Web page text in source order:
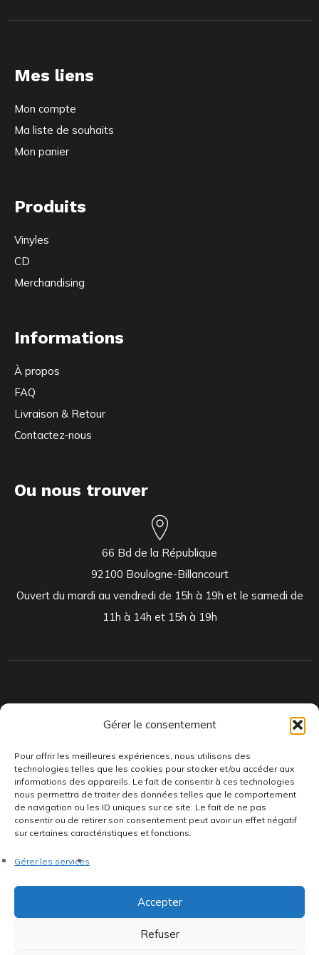
Gérer le consentement
Pour offrir les meilleures expériences, nous utilisons des
technologies telles que les cookies pour stocker et/ou accéder aux
informations des appareils. Le fait de consentir à ces technologies
nous permettra de traiter des données telles que le comportement
de navigation ou les ID uniques sur ce site. Le fait de ne pas
consentir ou de retirer son consentement peut avoir un effet négatif
sur certaines caractéristiques et fonctions.
Gérer les services
Accepter
Refuser
Mes liens
Mon compte
Ma liste de souhaits
Mon panier
Produits
Vinyles
CD
Merchandising
Informations
À propos
FAQ
Livraison & Retour
Contactez-nous
Ou nous trouver
66 Bd de la République
92100 Boulogne-Billancourt
Ouvert du mardi au vendredi de 15h à 19h et le samedi de
11h à 14h et 15h à 19h
toujours des pépites musicales, dont des vinyles rares et exclusifs.
confidentialité
Politique de cookies•Termes & Condition•Mentions légales